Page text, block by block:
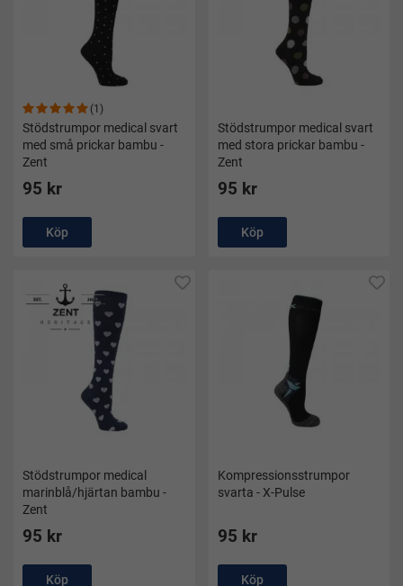
(1)
Stödstrumpor medical svart
med små prickar bambu -
Zent
95 kr
Köp
Stödstrumpor medical svart
med stora prickar bambu -
Zent
95 kr
Köp
Stödstrumpor medical
marinblå/hjärtan bambu -
Zent
95 kr
Köp
Kompressionsstrumpor
svarta - X-Pulse
95 kr
Köp